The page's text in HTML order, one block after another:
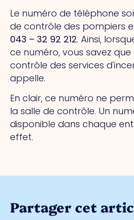
Le numéro de téléphone
de contrôle des pompiers
043 – 32 92 212. Ainsi,
ce numéro, vous savez
contrôle des services
appelle.
En clair, ce numéro ne
la salle de contrôle. Un
disponible dans chaque
effet.
Partager cet